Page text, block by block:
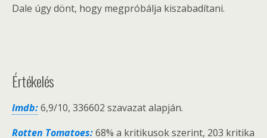
Dale úgy dönt, hogy megpróbálja kiszabadítani.
Értékelés
Imdb:6,9/10, 336602 szavazat alapján.
Rotten Tomatoes:68% a kritikusok szerint, 203 kritika